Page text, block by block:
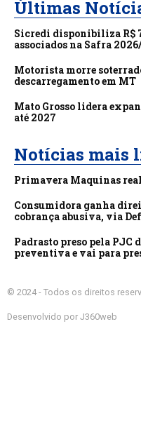
Últimas
Sicredi disponibiliza R$
associados na Safra
Motorista morre
descarregamento em MT
Mato Grosso lidera
até 2027
Notícias mais
Primavera Maquinas
Consumidora ganha
cobrança abusiva, via
Padrasto preso pela PJC
preventiva e vai para
© 2024 - Todos os direitos
Desenvolvido por J360web